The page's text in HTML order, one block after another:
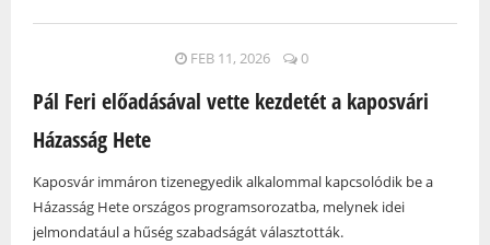
FEB 11, 2026 0
Pál Feri előadásával vette kezdetét a kaposvári
Házasság Hete
Kaposvár immáron tizenegyedik alkalommal kapcsolódik be a
Házasság Hete országos programsorozatba, melynek idei
jelmondatául a hűség szabadságát választották.